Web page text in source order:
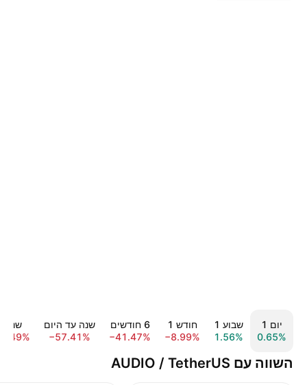
יום ‎1‎
0.65%
שבוע ‎1‎
1.56%
חודש ‎1‎
−8.99%
‎6‎ חודשים
−41.47%
שנה עד היום
−57.41%
שנה ‎1‎
השווה עם AUDIO / TetherUS